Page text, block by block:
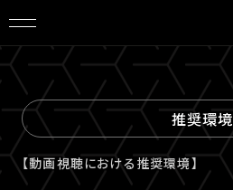
会員登録
推奨環境
【動画視聴における推奨環境】